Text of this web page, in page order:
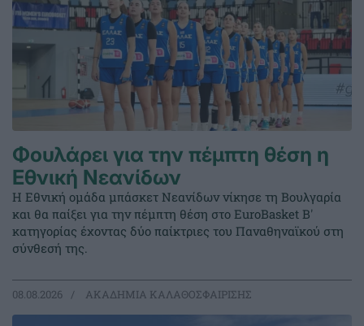
Φουλάρει για την πέμπτη θέση η
Εθνική Νεανίδων
Η Εθνική ομάδα μπάσκετ Νεανίδων νίκησε τη Βουλγαρία
και θα παίξει για την πέμπτη θέση στο EuroBasket Β'
κατηγορίας έχοντας δύο παίκτριες του Παναθηναϊκού στη
σύνθεσή της.
08.08.2026 ΑΚΑΔΗΜΙΑ ΚΑΛΑΘΟΣΦΑΙΡΙΣΗΣ